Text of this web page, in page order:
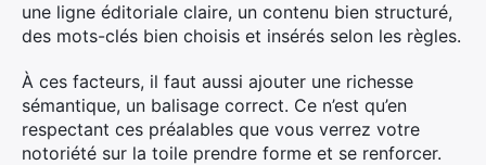
une ligne éditoriale claire, un contenu bien structuré,
des mots-clés bien choisis et insérés selon les règles.
À ces facteurs, il faut aussi ajouter une richesse
sémantique, un balisage correct. Ce n’est qu’en
respectant ces préalables que vous verrez votre
notoriété sur la toile prendre forme et se renforcer.